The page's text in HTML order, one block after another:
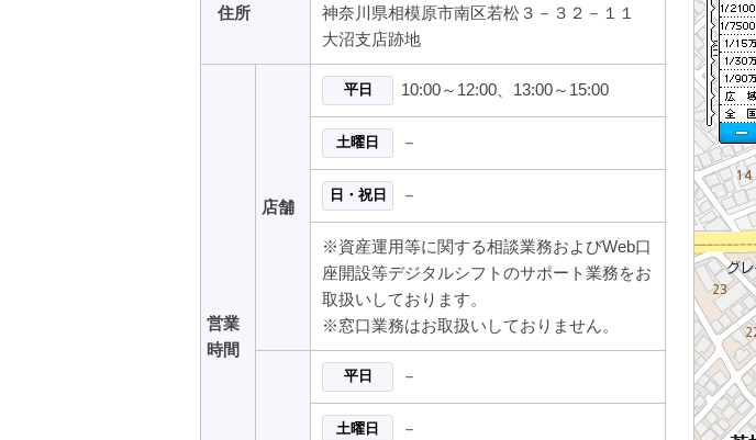
住所
神奈川県相模原市南区若松３－３２－１１
大沼支店跡地
営業
時間
店舗
平日 10:00～12:00、13:00～15:00
土曜日 －
日・祝日 －
※資産運用等に関する相談業務およびWeb口
座開設等デジタルシフトのサポート業務をお
取扱いしております。
※窓口業務はお取扱いしておりません。
平日 －
土曜日 －